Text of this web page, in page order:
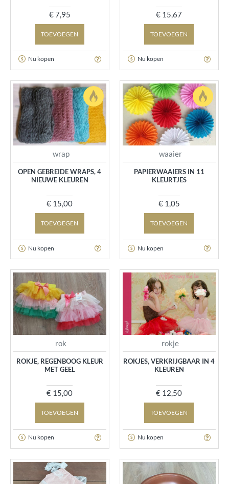
€ 7,95
TOEVOEGEN
Nu kopen
€ 15,67
TOEVOEGEN
Nu kopen
wrap
OPEN GEBREIDE WRAPS, 4
NIEUWE KLEUREN
€ 15,00
TOEVOEGEN
Nu kopen
waaier
PAPIERWAAIERS IN 11
KLEURTJES
€ 1,05
TOEVOEGEN
Nu kopen
rok
ROKJE, REGENBOOG KLEUR
MET GEEL
€ 15,00
TOEVOEGEN
Nu kopen
rokje
ROKJES, VERKRIJGBAAR IN 4
KLEUREN
€ 12,50
TOEVOEGEN
Nu kopen